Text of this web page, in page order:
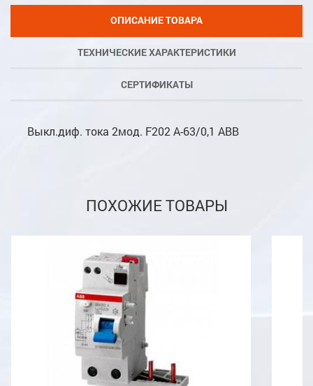
ОПИСАНИЕ ТОВАРА
ТЕХНИЧЕСКИЕ ХАРАКТЕРИСТИКИ
СЕРТИФИКАТЫ
Выкл.диф. тока 2мод. F202 A-63/0,1 ABB
ПОХОЖИЕ ТОВАРЫ